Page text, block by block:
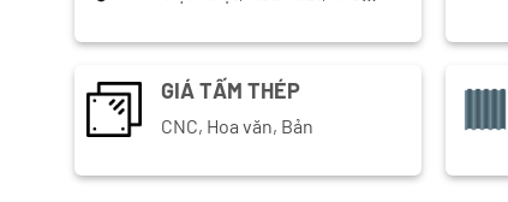
GIÁ TẤM THÉP
CNC, Hoa văn, Bản